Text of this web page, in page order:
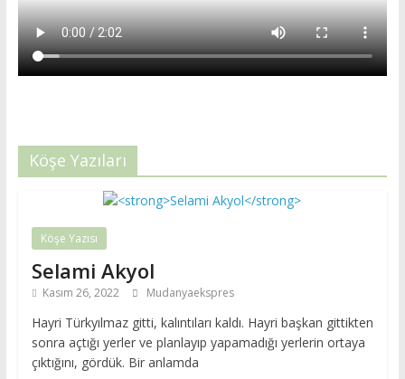
Köşe Yazıları
Köşe Yazısı
Selami Akyol
Kasım 26, 2022 Mudanyaekspres
Hayri Türkyılmaz gitti, kalıntıları kaldı. Hayri başkan gittikten
sonra açtığı yerler ve planlayıp yapamadığı yerlerin ortaya
çıktığını, gördük. Bir anlamda